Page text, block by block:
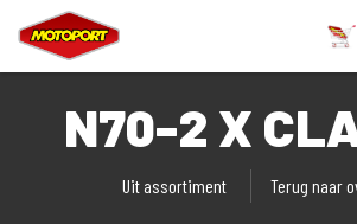
N70-2 X
Uit assortiment Terug naar